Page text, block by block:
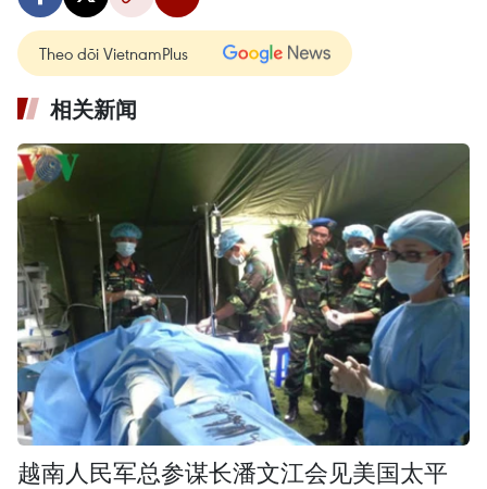
Theo dõi VietnamPlus
相关新闻
越南人民军总参谋长潘文江会见美国太平